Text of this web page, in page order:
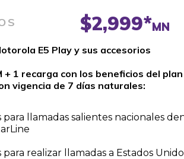
para llamadas salientes nacionales
para realizar llamadas a Estados
E5 Play y sus accesorios
+ 1 recarga con los beneficios del plan
vigencia de 7 días naturales:
$2,999*MN